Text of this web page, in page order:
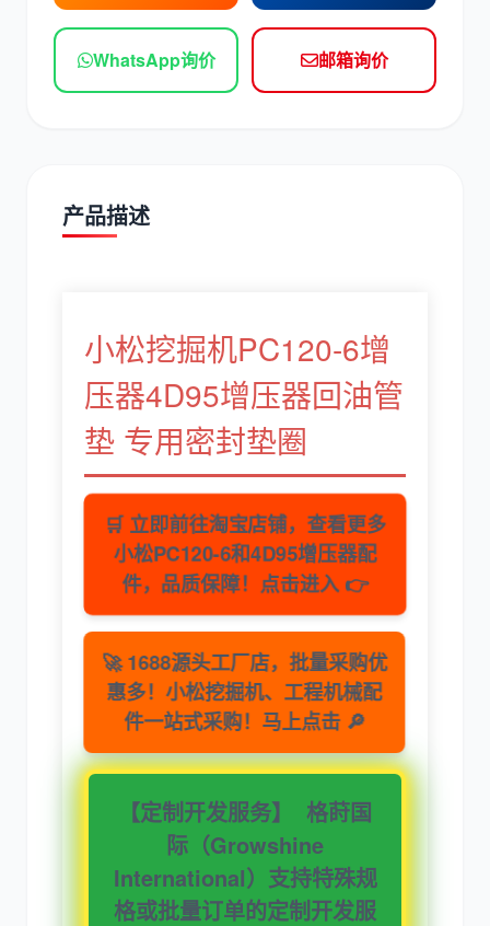
现代 帕金斯
道依茨
斗山 三一
奔驰 加藤
卡尔玛 杰西博
大宇 丰田
WhatsApp询价 邮箱询价
产品描述
小松挖掘机PC120-6增
压器4D95增压器回油管
垫 专用密封垫圈
🛒 立即前往淘宝店铺，查看更多
小松PC120-6和4D95增压器配
件，品质保障！点击进入 👉
🚀 1688源头工厂店，批量采购优
惠多！小松挖掘机、工程机械配
件一站式采购！马上点击 🔎
【定制开发服务】
格莳国
际（Growshine
International）支持特殊规
格或批量订单的定制开发服